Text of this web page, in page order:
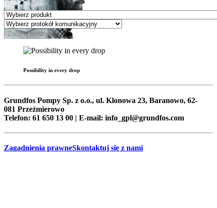
Zacznij teraz
Possibility in every drop
Grundfos Pompy Sp. z o.o., ul. Klonowa 23, Baranowo, 62-
081 Przeźmierowo
Telefon: 61 650 13 00 | E-mail: info_gpl@grundfos.com
Zagadnienia prawneSkontaktuj się z nami